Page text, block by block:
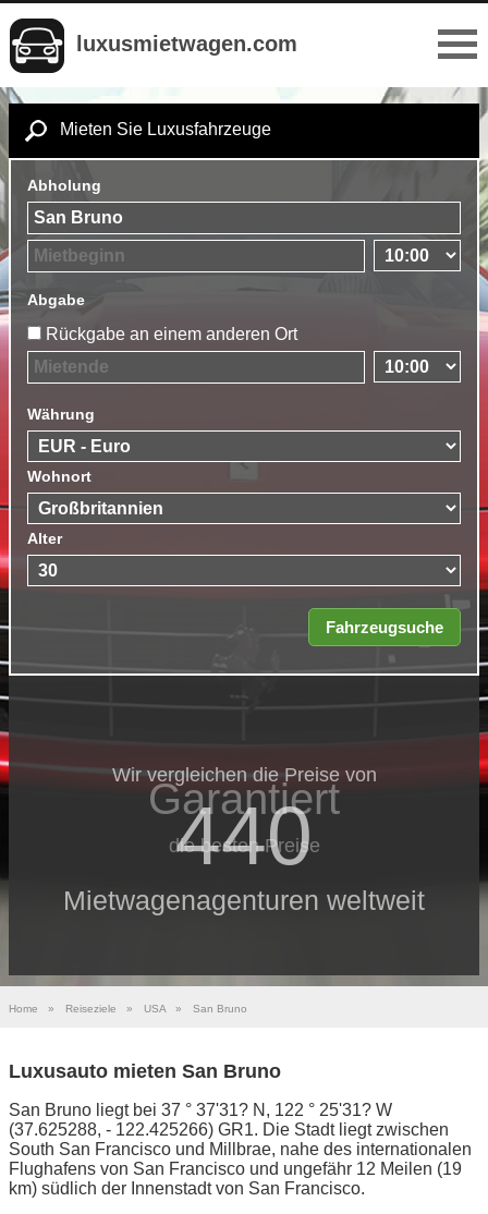
luxusmietwagen.com
Mieten Sie Luxusfahrzeuge
Abholung
Abgabe
Rückgabe an einem anderen Ort
Währung
Wohnort
Alter
Wir vergleichen die Preise von
440
Mietwagenagenturen weltweit
Garantiert
die besten Preise
Home » Reiseziele » USA » San Bruno
Luxusauto mieten San Bruno
San Bruno liegt bei 37 ° 37'31? N, 122 ° 25'31? W
(37.625288, - 122.425266) GR1. Die Stadt liegt zwischen
South San Francisco und Millbrae, nahe des internationalen
Flughafens von San Francisco und ungefähr 12 Meilen (19
km) südlich der Innenstadt von San Francisco.